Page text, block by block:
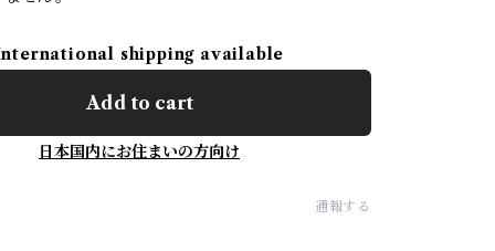
shipping available
Add to cart
日本国内にお住まいの方向け
通報する